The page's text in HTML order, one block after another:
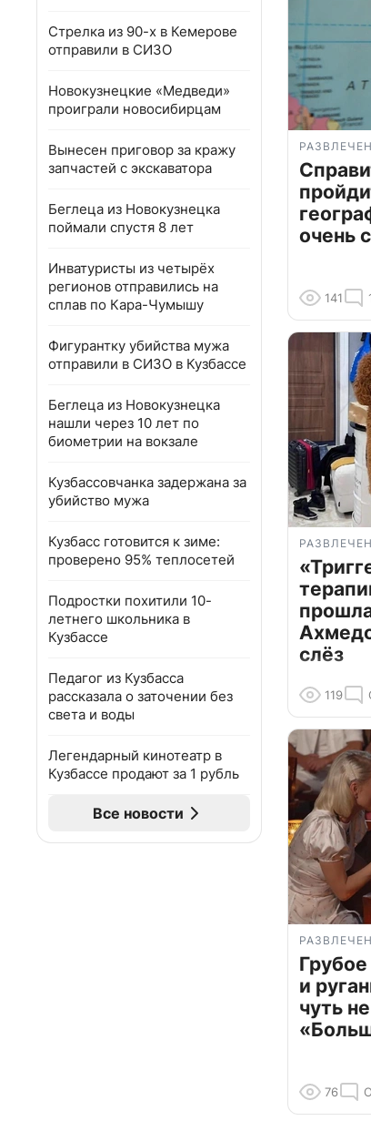
Стрелка из 90-х в Кемерове
отправили в СИЗО
Новокузнецкие «Медведи»
проиграли новосибирцам
Вынесен приговор за кражу
запчастей с экскаватора
Беглеца из Новокузнецка
поймали спустя 8 лет
Инватуристы из четырёх
регионов отправились на
сплав по Кара-Чумышу
Фигурантку убийства мужа
отправили в СИЗО в Кузбассе
Беглеца из Новокузнецка
нашли через 10 лет по
биометрии на вокзале
Кузбассовчанка задержана за
убийство мужа
Кузбасс готовится к зиме:
проверено 95% теплосетей
Подростки похитили 10-
летнего школьника в
Кузбассе
Педагог из Кузбасса
рассказала о заточении без
света и воды
Легендарный кинотеатр в
Кузбассе продают за 1 рубль
Все новости
очень
141
слёз
119
и
чуть
76